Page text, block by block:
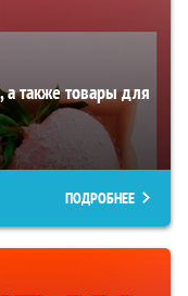
а также товары для
ПОДРОБНЕЕ